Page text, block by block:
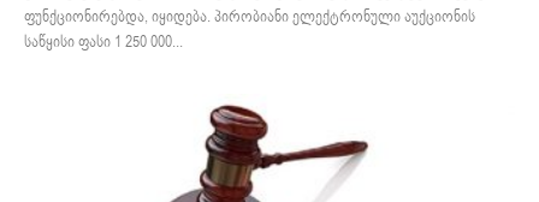
ფუნქციონირებდა, იყიდება. პირობიანი ელექტრონული აუქციონის
საწყისი ფასი 1 250 000...